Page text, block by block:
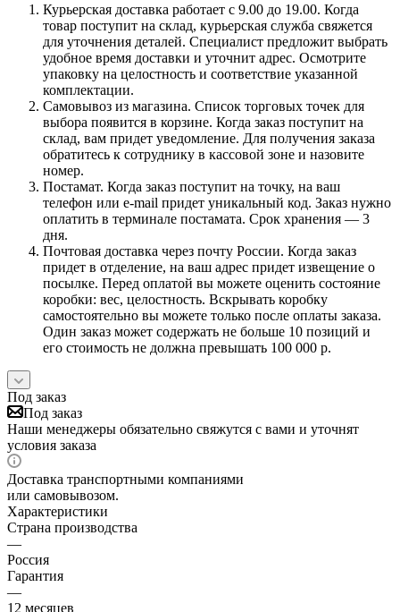
Курьерская доставка работает с 9.00 до 19.00. Когда
товар поступит на склад, курьерская служба свяжется
для уточнения деталей. Специалист предложит выбрать
удобное время доставки и уточнит адрес. Осмотрите
упаковку на целостность и соответствие указанной
комплектации.
Самовывоз из магазина. Список торговых точек для
выбора появится в корзине. Когда заказ поступит на
склад, вам придет уведомление. Для получения заказа
обратитесь к сотруднику в кассовой зоне и назовите
номер.
Постамат. Когда заказ поступит на точку, на ваш
телефон или e-mail придет уникальный код. Заказ нужно
оплатить в терминале постамата. Срок хранения — 3
дня.
Почтовая доставка через почту России. Когда заказ
придет в отделение, на ваш адрес придет извещение о
посылке. Перед оплатой вы можете оценить состояние
коробки: вес, целостность. Вскрывать коробку
самостоятельно вы можете только после оплаты заказа.
Один заказ может содержать не больше 10 позиций и
его стоимость не должна превышать 100 000 р.
Под заказ
Под заказ
Наши менеджеры обязательно свяжутся с вами и уточнят
условия заказа
Доставка транспортными компаниями
или самовывозом.
Характеристики
Страна производства
—
Россия
Гарантия
—
12 месяцев